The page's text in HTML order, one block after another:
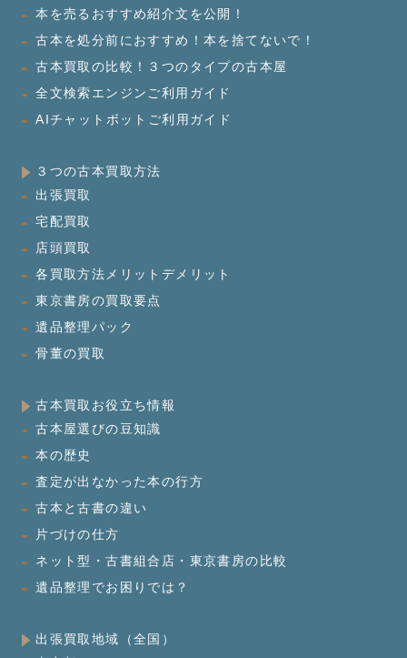
本を売るおすすめ紹介文を公開！
古本を処分前におすすめ！本を捨てないで！
古本買取の比較！３つのタイプの古本屋
全文検索エンジンご利用ガイド
AIチャットボットご利用ガイド
３つの古本買取方法
出張買取
宅配買取
店頭買取
各買取方法メリットデメリット
東京書房の買取要点
遺品整理パック
骨董の買取
古本買取お役立ち情報
古本屋選びの豆知識
本の歴史
査定が出なかった本の行方
古本と古書の違い
片づけの仕方
ネット型・古書組合店・東京書房の比較
遺品整理でお困りでは？
出張買取地域（全国）